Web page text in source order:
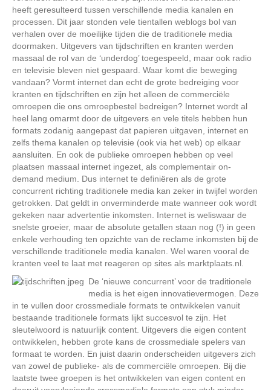
heeft geresulteerd tussen verschillende media kanalen en
processen. Dit jaar stonden vele tientallen weblogs bol van
verhalen over de moeilijke tijden die de traditionele media
doormaken. Uitgevers van tijdschriften en kranten werden
massaal de rol van de ‘underdog’ toegespeeld, maar ook radio
en televisie bleven niet gespaard. Waar komt die beweging
vandaan? Vormt internet dan echt de grote bedreiging voor
kranten en tijdschriften en zijn het alleen de commerciële
omroepen die ons omroepbestel bedreigen? Internet wordt al
heel lang omarmt door de uitgevers en vele titels hebben hun
formats zodanig aangepast dat papieren uitgaven, internet en
zelfs thema kanalen op televisie (ook via het web) op elkaar
aansluiten. En ook de publieke omroepen hebben op veel
plaatsen massaal internet ingezet, als complementair on-
demand medium. Dus internet te definiëren als de grote
concurrent richting traditionele media kan zeker in twijfel worden
getrokken. Dat geldt in onverminderde mate wanneer ook wordt
gekeken naar advertentie inkomsten. Internet is weliswaar de
snelste groeier, maar de absolute getallen staan nog (!) in geen
enkele verhouding ten opzichte van de reclame inkomsten bij de
verschillende traditionele media kanalen. Wel waren vooral de
kranten veel te laat met reageren op sites als marktplaats.nl.
De ‘nieuwe concurrent’ voor de traditionele
media is het eigen innovatievermogen. Deze
in te vullen door crossmediale formats te ontwikkelen vanuit
bestaande traditionele formats lijkt succesvol te zijn. Het
sleutelwoord is natuurlijk content. Uitgevers die eigen content
ontwikkelen, hebben grote kans de crossmediale spelers van
formaat te worden. En juist daarin onderscheiden uitgevers zich
van zowel de publieke- als de commerciële omroepen. Bij die
laatste twee groepen is het ontwikkelen van eigen content en